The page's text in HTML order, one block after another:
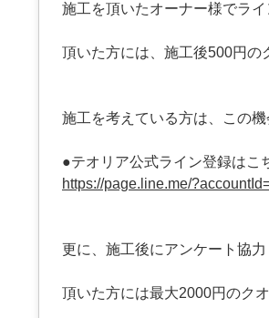
施工を頂いたオーナー様でラ
頂いた方には、施工後500円の
施工を考えている方は、この
●テオリア公式ライン登録はこ
https://page.line.me/
更に、施工後にアンケート協
頂いた方には最大2000円のク